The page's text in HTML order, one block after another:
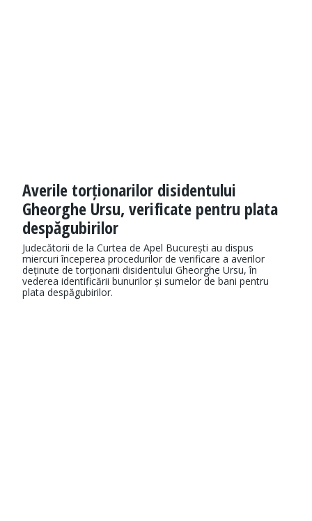
Averile torționarilor disidentului
Gheorghe Ursu, verificate pentru plata
despăgubirilor
Judecătorii de la Curtea de Apel București au dispus
miercuri începerea procedurilor de verificare a averilor
deținute de torționarii disidentului Gheorghe Ursu, în
vederea identificării bunurilor și sumelor de bani pentru
plata despăgubirilor.